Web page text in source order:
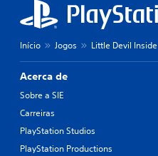
Início Jogos Little Devil Inside
Acerca de
Sobre a SIE
Carreiras
PlayStation Studios
PlayStation Productions